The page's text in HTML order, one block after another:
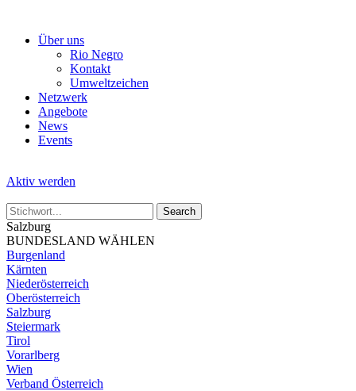
Über uns
Rio Negro
Kontakt
Umweltzeichen
Netzwerk
Angebote
News
Events
Aktiv werden
Salzburg
BUNDESLAND WÄHLEN
Burgenland
Kärnten
Niederösterreich
Oberösterreich
Salzburg
Steiermark
Tirol
Vorarlberg
Wien
Verband Österreich